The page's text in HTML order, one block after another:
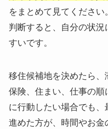
をまとめて見てくださ
判断すると、自分の状
すいです。
移住候補地を決めたら
保険、住まい、仕事の順
に行動したい場合でも、
進めた方が、時間やお